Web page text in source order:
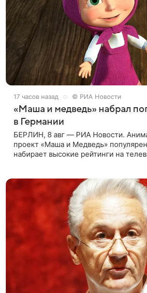
17 часов назад © РИА Новости
«Маша и медведь» набрал
в Германии
БЕРЛИН, 8 авг — РИА Новости.
проект «Маша и Медведь»
набирает высокие рейтинги на